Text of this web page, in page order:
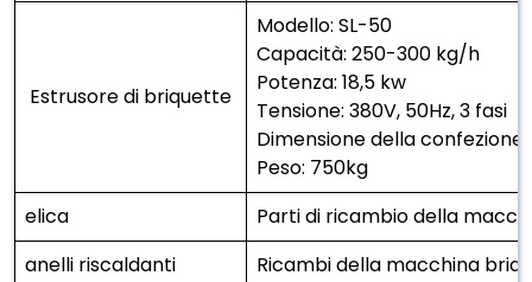
Estrusore di briquette
Modello: SL-50
Capacità: 250-300 kg/h
Potenza: 18,5 kw
Tensione: 380V, 50Hz, 3 fasi
Dimensione della confezione:
Peso: 750kg
elica
Parti di ricambio della
anelli riscaldanti
Ricambi della macchina